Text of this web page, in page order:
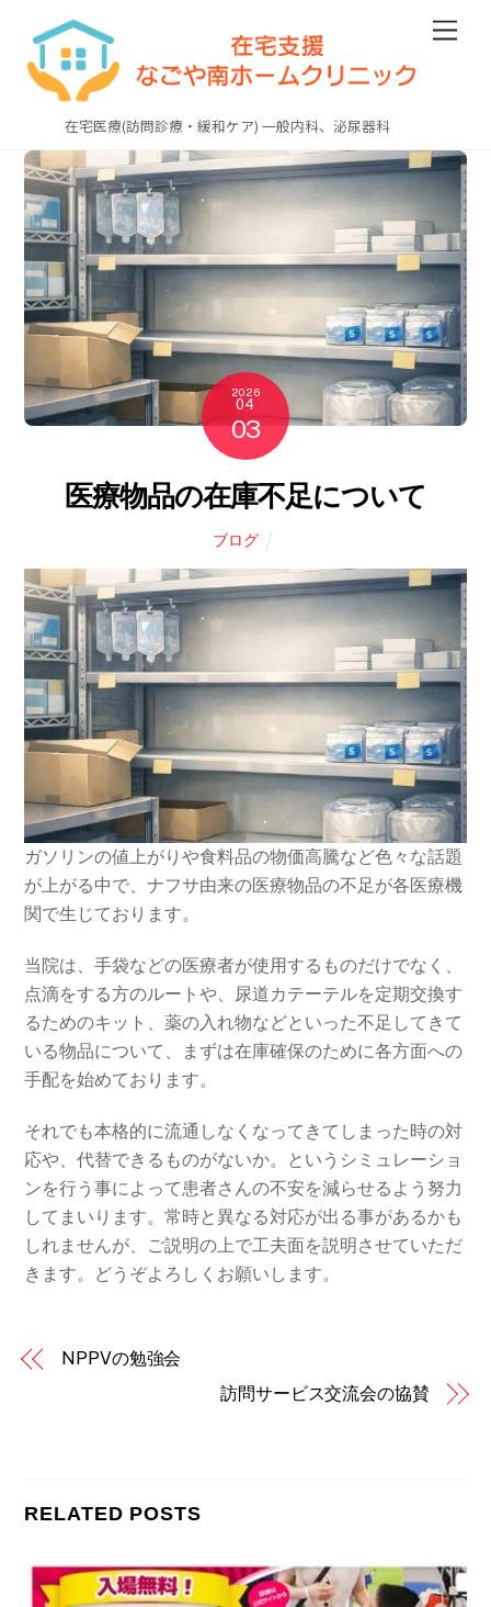
content
在宅医療(訪問診療・緩和ケア) 一般内科、泌尿器科
2026
04
03
医療物品の在庫不足について
ブログ
ガソリンの値上がりや食料品の物価高騰など色々な話題
が上がる中で、ナフサ由来の医療物品の不足が各医療機
関で生じております。
当院は、手袋などの医療者が使用するものだけでなく、
点滴をする方のルートや、尿道カテーテルを定期交換す
るためのキット、薬の入れ物などといった不足してきて
いる物品について、まずは在庫確保のために各方面への
手配を始めております。
それでも本格的に流通しなくなってきてしまった時の対
応や、代替できるものがないか。というシミュレーショ
ンを行う事によって患者さんの不安を減らせるよう努力
してまいります。常時と異なる対応が出る事があるかも
しれませんが、ご説明の上で工夫面を説明させていただ
きます。どうぞよろしくお願いします。
NPPVの勉強会
訪問サービス交流会の協賛
RELATED POSTS